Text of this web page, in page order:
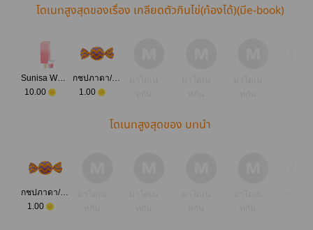
โดเนทสูงสุดของเรื่อง เกลียดตัวกินไข่(ท้องได้)(มีe-book)
Sunisa Welasing
10.00
กชปภาดา/ปานณัฐมน/หมิงเยี่ยน
1.00
โดเนทสูงสุดของ บทนำ
กชปภาดา/ปานณัฐมน/หมิงเยี่ยน
1.00